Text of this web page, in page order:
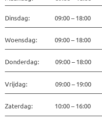
Dinsdag: 09:00 – 18:00
Woensdag: 09:00 – 18:00
Donderdag: 09:00 – 18:00
Vrijdag: 09:00 – 19:00
Zaterdag: 10:00 – 16:00